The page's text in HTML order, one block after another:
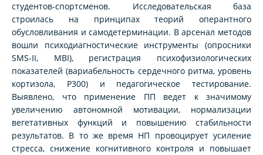
студентов-спортсменов. Исследовательская база
строилась на принципах теорий оперантного
обусловливания и самодетерминации. В арсенал методов
вошли психодиагностические инструменты (опросники
SMS-II, MBI), регистрация психофизиологических
показателей (вариабельность сердечного ритма, уровень
кортизола, P300) и педагогическое тестирование.
Выявлено, что применение ПП ведет к значимому
увеличению автономной мотивации, нормализации
вегетативных функций и повышению стабильности
результатов. В то же время НП провоцирует усиление
стресса, снижение когнитивного контроля и повышает